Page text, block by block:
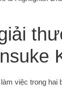
việc trong hai